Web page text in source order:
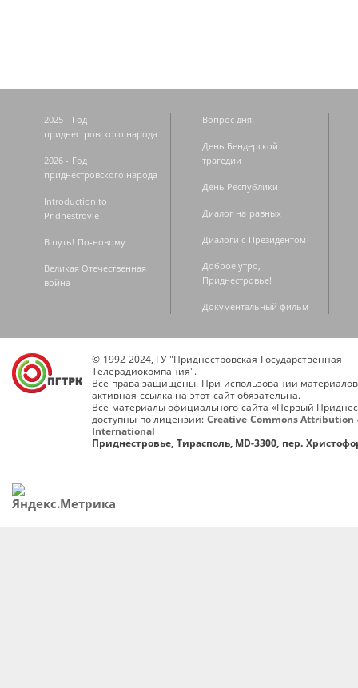
2025 - Год
приднестровского народа
2026 - Год
приднестровского народа
Introduction to
Pridnestrovie
В путь! По-новому
Великая Отечественная
война
Вопрос дня
День Бендерской
трагедии
День Республики
Диалог на равных
Диалоги с Президентом
Доброе утро,
Приднестровье!
Документальный фильм
© 1992-2024, ГУ "Приднестровская Государственная
Телерадиокомпания".
Все права защищены. При использовании
активная ссылка на этот сайт обязательна.
Все материалы официального сайта «Первый
доступны по лицензии: Creative Commons Attribution
International
Приднестровье, Тирасполь, MD-3300, пер.